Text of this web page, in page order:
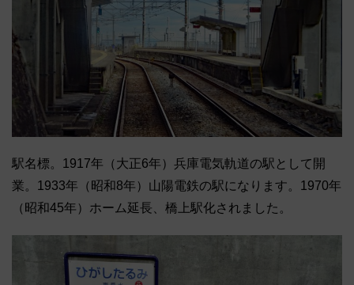
駅名標。1917年（大正6年）兵庫電気軌道の駅として開
業。1933年（昭和8年）山陽電鉄の駅になります。1970年
（昭和45年）ホーム延長、橋上駅化されました。